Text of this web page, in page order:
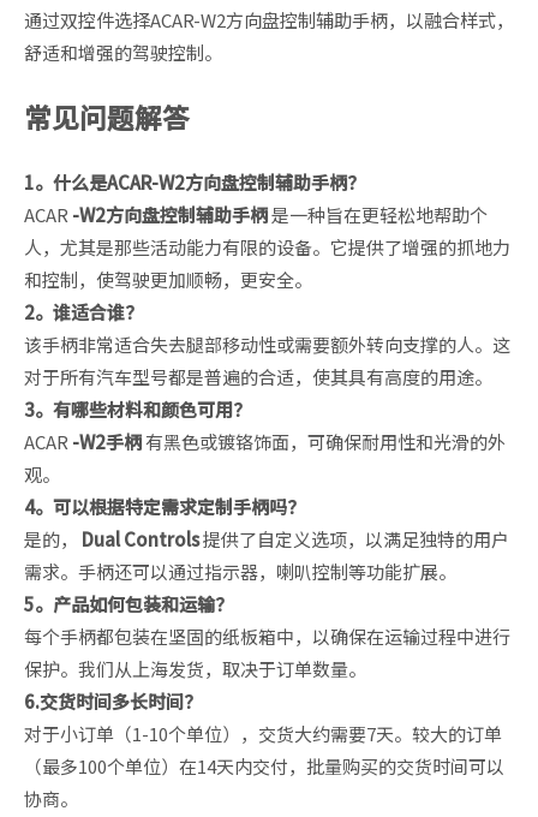
通过双控件选择ACAR-W2方向盘控制辅助手柄，以融合样式，
舒适和增强的驾驶控制。
常见问题解答
1。什么是ACAR-W2方向盘控制辅助手柄？
ACAR -W2方向盘控制辅助手柄是一种旨在更轻松地帮助个
人，尤其是那些活动能力有限的设备。它提供了增强的抓地力
和控制，使驾驶更加顺畅，更安全。
2。谁适合谁？
该手柄非常适合失去腿部移动性或需要额外转向支撑的人。这
对于所有汽车型号都是普遍的合适，使其具有高度的用途。
3。有哪些材料和颜色可用？
ACAR -W2手柄有黑色或镀铬饰面，可确保耐用性和光滑的外
观。
4。可以根据特定需求定制手柄吗？
是的， Dual Controls提供了自定义选项，以满足独特的用户
需求。手柄还可以通过指示器，喇叭控制等功能扩展。
5。产品如何包装和运输？
每个手柄都包装在坚固的纸板箱中，以确保在运输过程中进行
保护。我们从上海发货，取决于订单数量。
6.交货时间多长时间？
对于小订单（1-10个单位），交货大约需要7天。较大的订单
（最多100个单位）在14天内交付，批量购买的交货时间可以
协商。